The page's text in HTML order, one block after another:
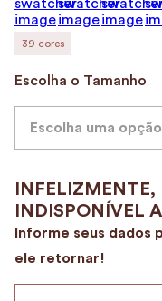
39 cores
Escolha o Tamanho
Escolha uma opção
9º
alvorada
10º